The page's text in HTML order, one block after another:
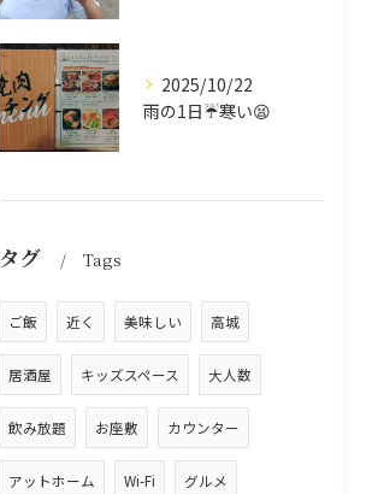
2025/10/22
雨の1日☔寒い😫
タグ Tags
ご飯 近く 美味しい 高城
居酒屋 キッズスペース 大人数
飲み放題 お座敷 カウンター
アットホーム Wi-Fi グルメ